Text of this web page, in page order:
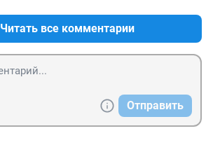
Читать все комментарии
Отправить